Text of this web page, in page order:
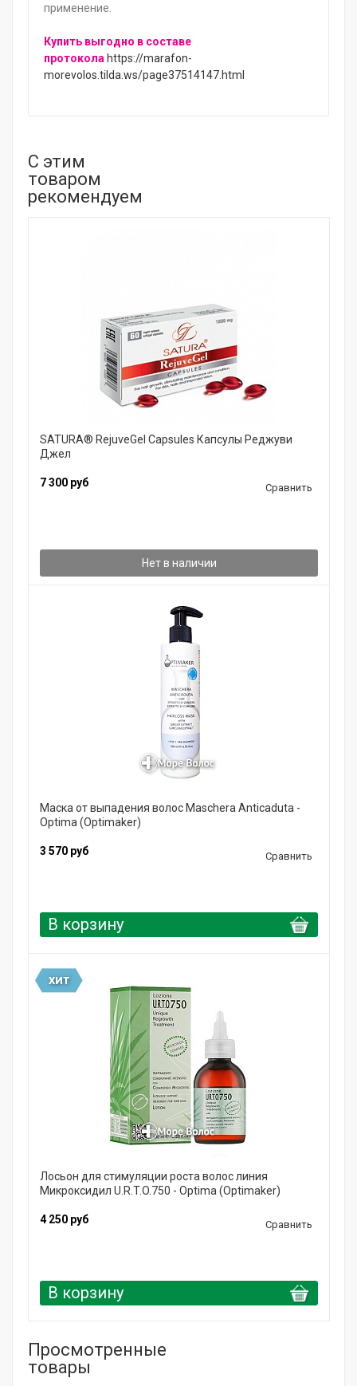
применение.
Купить выгодно в составе
протокола https://marafon-
morevolos.tilda.ws/page37514147.html
С этим
товаром
рекомендуем
SATURA® RejuveGel Capsules Капсулы Реджуви
Джел
7 300 руб Сравнить
Нет в наличии
Маска от выпадения волос Maschera Anticaduta -
Optima (Optimaker)
3 570 руб Сравнить
В корзину
ХИТ
Лосьон для стимуляции роста волос линия
Микроксидил U.R.T.O.750 - Optima (Optimaker)
4 250 руб Сравнить
В корзину
Просмотренные
товары